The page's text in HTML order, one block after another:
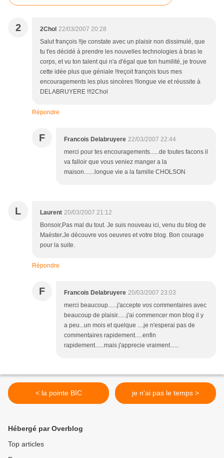
2 2Chol 22/03/2007 20:28
Salut françois !!je constate avec un plaisir non dissimulé, que
tu t'es décidé à prendre les nouvelles technologies à bras le
corps, et vu ton talent qui n'a d'égal que ton humilité, je trouve
cette idée plus que géniale !!reçoit françois tous mes
encouragements les plus sincères !!longue vie et réussite à
DELABRUYERE !!!2Chol
Répondre
F Francois Delabruyere 22/03/2007 22:44
merci pour tes encouragements......de toutes facons il
va falloir que vous veniez manger a la
maison.......longue vie a la famille CHOLSON
L Laurent 20/03/2007 21:12
Bonsoir,Pas mal du tout. Je suis nouveau ici, venu du blog de
Maëster.Je découvre vos oeuvres et votre blog. Bon courage
pour la suite.
Répondre
F Francois Delabruyere 20/03/2007 23:03
merci beaucoup......j'accepte vos commentaires avec
beaucoup de plaisir......j'ai commencer mon blog il y
a peu...un mois et quelque ....je n'esperai pas de
commentaires rapidement.....enfin
rapidement......mais j'apprecie vraiment......
< la pointe BIC je n'ai pas le temps >
Hébergé par Overblog
Top articles